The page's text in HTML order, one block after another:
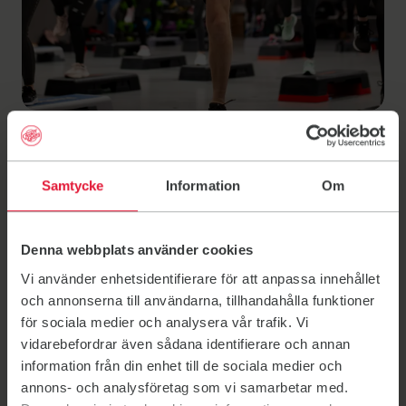
Samtycke Information Om
Denna webbplats använder cookies
Vi använder enhetsidentifierare för att anpassa innehållet
och annonserna till användarna, tillhandahålla funktioner
för sociala medier och analysera vår trafik. Vi
vidarebefordrar även sådana identifierare och annan
information från din enhet till de sociala medier och
annons- och analysföretag som vi samarbetar med.
Företag, föreningar
och skolor
Friskis&Svettis som friskvårdspartner
Vill du och ditt företag, förening eller skola träna med
oss, hyra lokal eller kanske boka egen träning? Kul! Vår
vision är att vara en mötesplats med rörelse i centrum
och vi vill erbjuda lustfylld och lättillgänglig träning av
kvalitet för alla. Företag? Idrottsförening? Skola eller